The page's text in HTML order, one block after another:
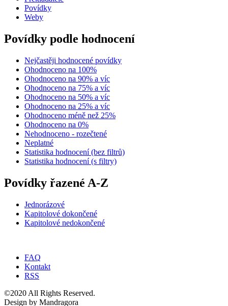
Povídky
Weby
Povídky podle hodnocení
Nejčastěji hodnocené povídky
Ohodnoceno na 100%
Ohodnoceno na 90% a víc
Ohodnoceno na 75% a víc
Ohodnoceno na 50% a víc
Ohodnoceno na 25% a víc
Ohodnoceno méně než 25%
Ohodnoceno na 0%
Nehodnoceno - rozečtené
Neplatné
Statistika hodnocení (bez filtrů)
Statistika hodnocení (s filtry)
Povídky řazené A-Z
Jednorázové
Kapitolové dokončené
Kapitolové nedokončené
FAQ
Kontakt
RSS
©2020 All Rights Reserved.
Design by Mandragora